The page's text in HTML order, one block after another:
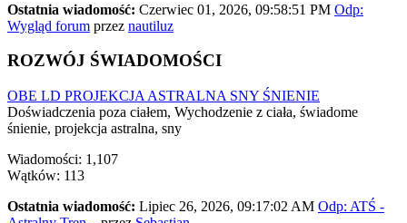
Ostatnia wiadomość: Czerwiec 01, 2026, 09:58:51 PM Odp:
Wygląd forum przez nautiluz
ROZWÓJ ŚWIADOMOŚCI
OBE LD PROJEKCJA ASTRALNA SNY ŚNIENIE
Doświadczenia poza ciałem, Wychodzenie z ciała, świadome
śnienie, projekcja astralna, sny
Wiadomości: 1,107
Wątków: 113
Ostatnia wiadomość: Lipiec 26, 2026, 09:17:02 AM Odp: ATŚ -